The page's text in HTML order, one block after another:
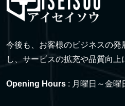
今後も、お客様のビジネスの発
し、サービスの拡充や品質向上
Opening Hours : 月曜日～金曜